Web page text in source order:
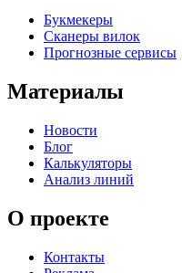
Букмекеры
Сканеры вилок
Прогнозные сервисы
Материалы
Новости
Блог
Калькуляторы
Анализ линий
О проекте
Контакты